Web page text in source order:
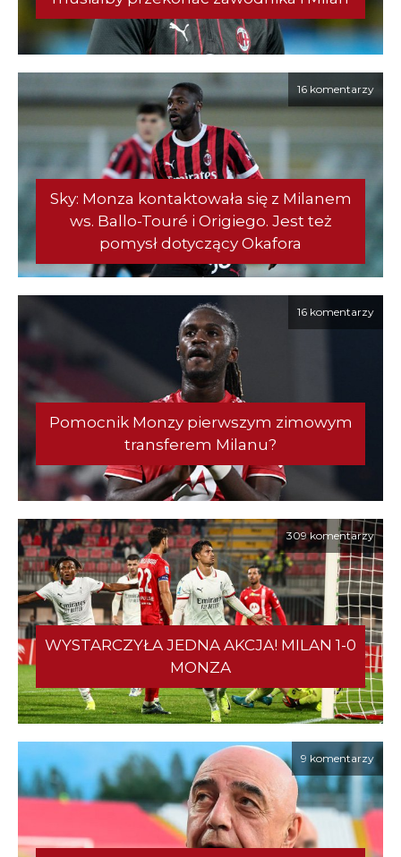
16 komentarzy
Sky: Monza kontaktowała się z Milanem
ws. Ballo-Touré i Origiego. Jest też
pomysł dotyczący Okafora
16 komentarzy
Pomocnik Monzy pierwszym zimowym
transferem Milanu?
309 komentarzy
WYSTARCZYŁA JEDNA AKCJA! MILAN 1-0
MONZA
9 komentarzy